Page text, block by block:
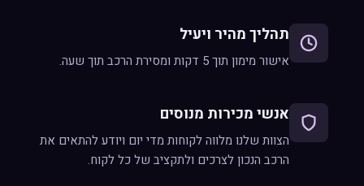
תהליך מהיר ויעיל
אישור מימון תוך 5 דקות ומסירת הרכב תוך שעה.
אנשי מכירות מנוסים
הצוות שלנו מלווה לקוחות מדי יום ויודע להתאים את
הרכב הנכון לצרכים ולתקציב של כל לקוח.